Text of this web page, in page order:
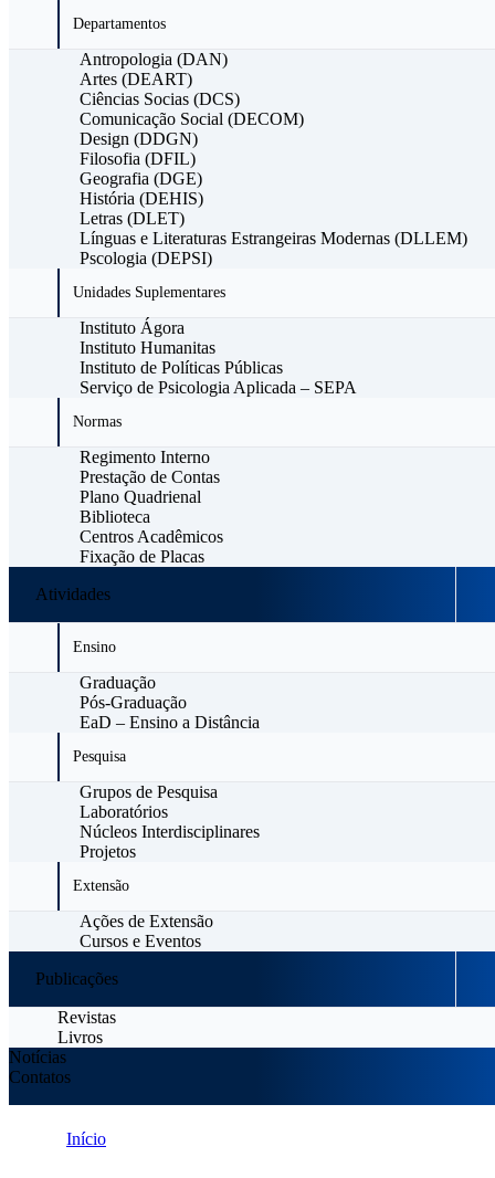
Departamentos
Antropologia (DAN)
Artes (DEART)
Ciências Socias (DCS)
Comunicação Social (DECOM)
Design (DDGN)
Filosofia (DFIL)
Geografia (DGE)
História (DEHIS)
Letras (DLET)
Línguas e Literaturas Estrangeiras Modernas (DLLEM)
Pscologia (DEPSI)
Unidades Suplementares
Instituto Ágora
Instituto Humanitas
Instituto de Políticas Públicas
Serviço de Psicologia Aplicada – SEPA
Normas
Regimento Interno
Prestação de Contas
Plano Quadrienal
Biblioteca
Centros Acadêmicos
Fixação de Placas
Atividades
Ensino
Graduação
Pós-Graduação
EaD – Ensino a Distância
Pesquisa
Grupos de Pesquisa
Laboratórios
Núcleos Interdisciplinares
Projetos
Extensão
Ações de Extensão
Cursos e Eventos
Publicações
Revistas
Livros
Notícias
Contatos
Início